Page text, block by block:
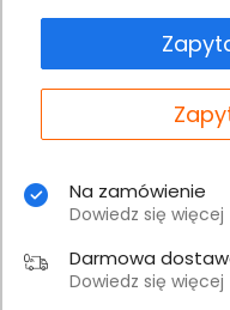
Na zamówienie
Dowiedz się więcej
Darmowa
Dowiedz się więcej